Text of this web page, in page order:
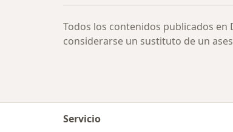
Todos los contenidos publicados
considerarse un sustituto de un
Servicio